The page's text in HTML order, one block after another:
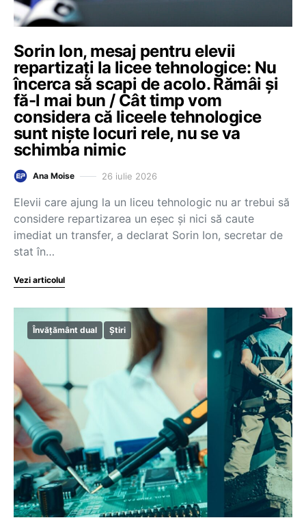
Sorin Ion, mesaj pentru elevii
repartizați la licee tehnologice: Nu
încerca să scapi de acolo. Rămâi și
fă-l mai bun / Cât timp vom
considera că liceele tehnologice
sunt niște locuri rele, nu se va
schimba nimic
Ana Moise 26 iulie 2026
Elevii care ajung la un liceu tehnologic nu ar trebui să
considere repartizarea un eșec și nici să caute
imediat un transfer, a declarat Sorin Ion, secretar de
stat în…
Vezi articolul
Învățământ dual Știri